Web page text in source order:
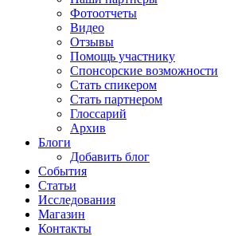
Фотоотчеты
Видео
Отзывы
Помощь участнику
Спонсорские возможности
Стать спикером
Стать партнером
Глоссарий
Архив
Блоги
Добавить блог
События
Статьи
Исследования
Магазин
Контакты